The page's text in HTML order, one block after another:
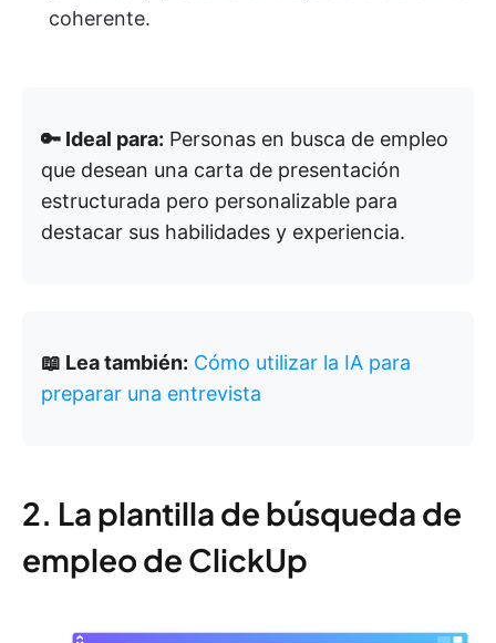
coherente.
🔑 Ideal para: Personas en busca de empleo
que desean una carta de presentación
estructurada pero personalizable para
destacar sus habilidades y experiencia.
📖 Lea también: Cómo utilizar la IA para
preparar una entrevista
2. La plantilla de búsqueda de
empleo de ClickUp